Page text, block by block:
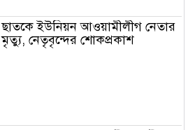
ছাতকে ইউনিয়ন আওয়ামীলীগ নেতার
মৃত্যু, নেতৃবৃন্দের শোকপ্রকাশ